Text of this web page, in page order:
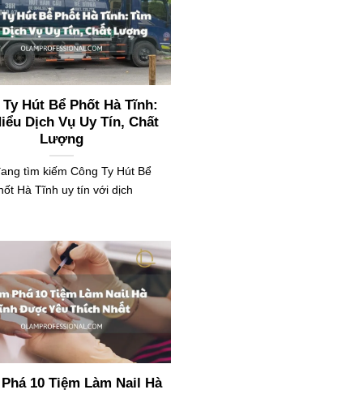
Hút Bể Phốt Hà Tĩnh:
Dịch Vụ Uy Tín, Chất
Lượng
tìm kiếm Công Ty Hút Bể
Hà Tĩnh uy tín với dịch
10 Tiệm Làm Nail Hà